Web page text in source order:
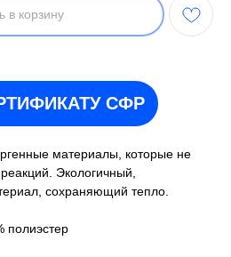
в корзину
СФР
материалы, которые не
Экологичный,
сохраняющий тепло.
полиэстер